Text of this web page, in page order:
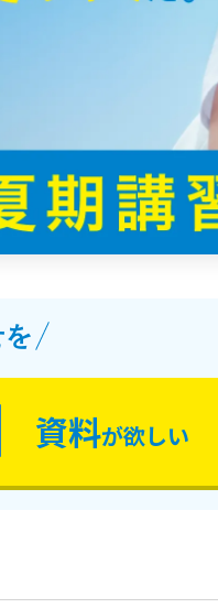
資料が欲しい